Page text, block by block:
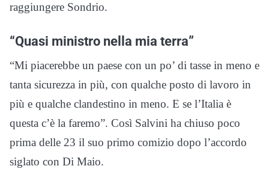
raggiungere Sondrio.
“Quasi ministro nella mia terra”
“Mi piacerebbe un paese con un po’ di tasse in meno e
tanta sicurezza in più, con qualche posto di lavoro in
più e qualche clandestino in meno. E se l’Italia è
questa c’è la faremo”. Così Salvini ha chiuso poco
prima delle 23 il suo primo comizio dopo l’accordo
siglato con Di Maio.